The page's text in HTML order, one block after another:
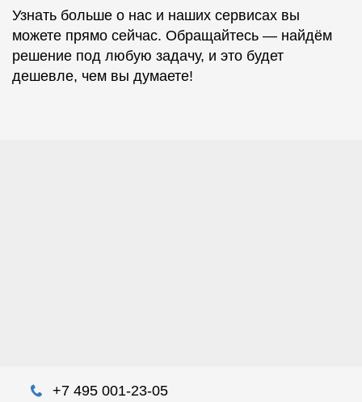
Узнать больше о нас и наших сервисах вы
можете прямо сейчас. Обращайтесь — найдём
решение под любую задачу, и это будет
дешевле, чем вы думаете!
+7 495 001-23-05